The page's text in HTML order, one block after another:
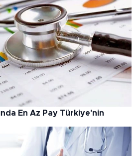
En Az Pay Türkiye'nin